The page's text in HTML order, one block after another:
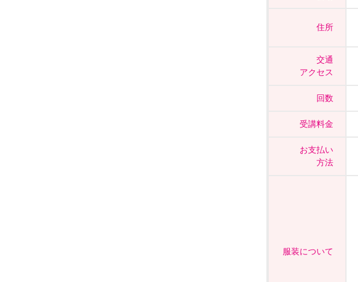
住所
交通
アクセス
回数
受講料金
お支払い
方法
服装について